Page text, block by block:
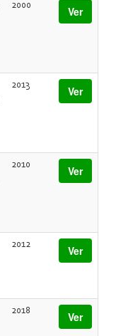
2000 Ver
2013 Ver
2010 Ver
2012 Ver
2018 Ver